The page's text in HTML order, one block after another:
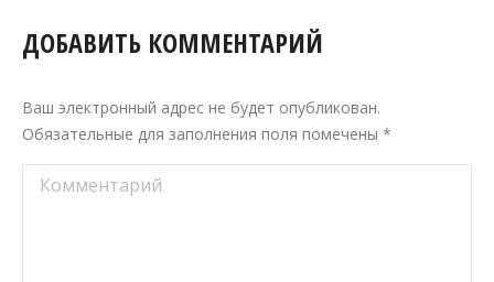
ДОБАВИТЬ КОММЕНТАРИЙ
Ваш электронный адрес не будет опубликован.
Обязательные для заполнения поля помечены *
Комментарий